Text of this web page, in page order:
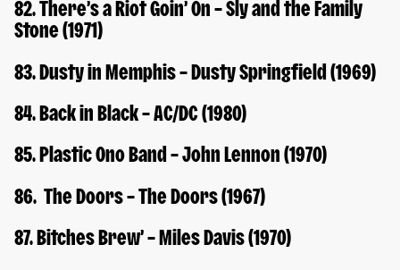
82. There’s a Riot Goin’ On – Sly and the Family
Stone (1971)
83. Dusty in Memphis – Dusty Springfield (1969)
84. Back in Black – AC/DC (1980)
85. Plastic Ono Band – John Lennon (1970)
86. The Doors – The Doors (1967)
87. Bitches Brew’ – Miles Davis (1970)